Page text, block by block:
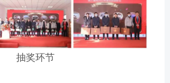
抽奖环节